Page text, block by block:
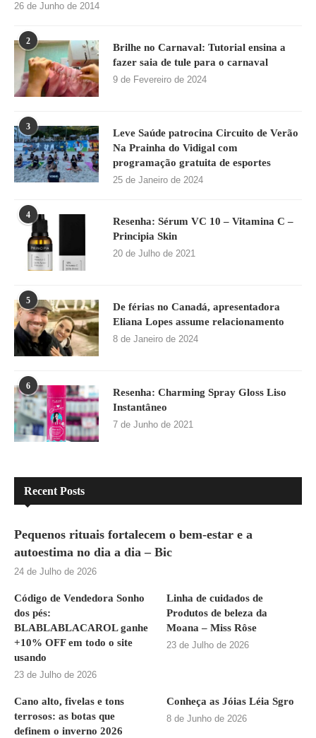
26 de Junho de 2014
2
Brilhe no Carnaval: Tutorial ensina a
fazer saia de tule para o carnaval
9 de Fevereiro de 2024
3
Leve Saúde patrocina Circuito de Verão
Na Prainha do Vidigal com
programação gratuita de esportes
25 de Janeiro de 2024
4
Resenha: Sérum VC 10 – Vitamina C –
Principia Skin
20 de Julho de 2021
5
De férias no Canadá, apresentadora
Eliana Lopes assume relacionamento
8 de Janeiro de 2024
6
Resenha: Charming Spray Gloss Liso
Instantâneo
7 de Junho de 2021
Recent Posts
Pequenos rituais fortalecem o bem-estar e a
autoestima no dia a dia – Bic
24 de Julho de 2026
Código de Vendedora Sonho
dos pés:
BLABLABLACAROL ganhe
+10% OFF em todo o site
usando
23 de Julho de 2026
Linha de cuidados de
Produtos de beleza da
Moana – Miss Rôse
23 de Julho de 2026
Cano alto, fivelas e tons
terrosos: as botas que
definem o inverno 2026
Conheça as Jóias Léia Sgro
8 de Junho de 2026